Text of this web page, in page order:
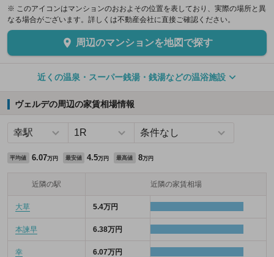
※ このアイコンはマンションのおおよその位置を表しており、実際の場所と異
なる場合がございます。詳しくは不動産会社に直接ご確認ください。
周辺のマンションを地図で探す
近くの温泉・スーパー銭湯・銭湯などの温浴施設
ヴェルデの周辺の家賃相場情報
平均値 6.07万円 最安値 4.5万円 最高値 8万円
近隣の駅 近隣の家賃相場
大草 5.4万円
本諫早 6.38万円
幸 6.07万円